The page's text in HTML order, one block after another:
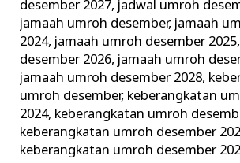
desember 2027, jadwal umroh
jamaah umroh desember, jamaah
2024, jamaah umroh desember 2025,
desember 2026, jamaah umroh
jamaah umroh desember 2028,
umroh desember, keberangkatan
2024, keberangkatan umroh
keberangkatan umroh desember
keberangkatan umroh desember